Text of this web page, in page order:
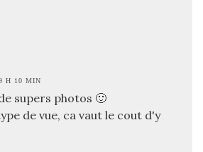
H 10 MIN
supers photos 🙂
de vue, ca vaut le cout d'y